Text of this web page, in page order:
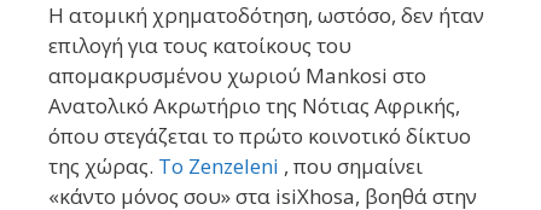
Η ατομική χρηματοδότηση, ωστόσο, δεν ήταν
επιλογή για τους κατοίκους του
απομακρυσμένου χωριού Mankosi στο
Ανατολικό Ακρωτήριο της Νότιας Αφρικής,
όπου στεγάζεται το πρώτο κοινοτικό δίκτυο
της χώρας. Το Zenzeleni , που σημαίνει
«κάντο μόνος σου» στα isiXhosa, βοηθά στην